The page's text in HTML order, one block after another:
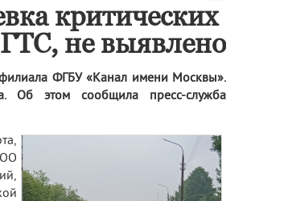
критических
не выявлено
ФГБУ «Канал имени Москвы».
Об этом сообщила пресс-служба